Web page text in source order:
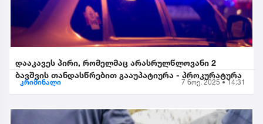
დააკავეს პირი, რომელმაც არასრულწლოვანი 2
ბავშვის თანდასწრებით გააუპატიურა - პროკურატურა
კრიმინალი 7 ნოე. 2025 • 14:31